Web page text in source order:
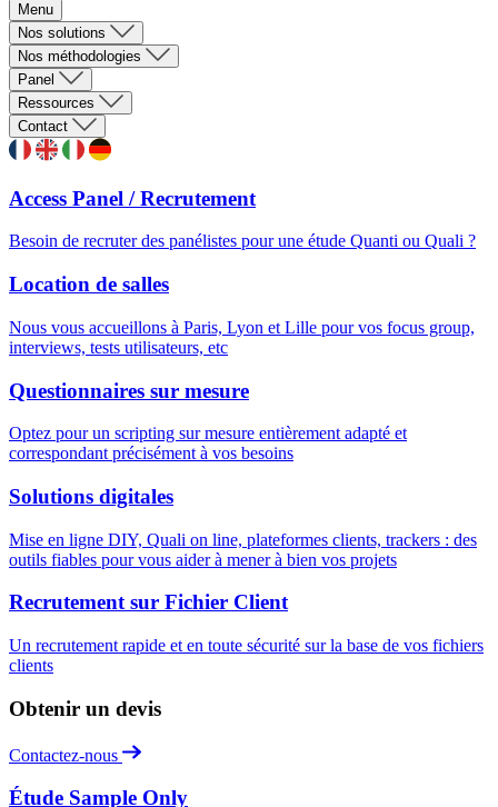
Menu
Nos solutions
Nos méthodologies
Panel
Ressources
Contact
Access Panel / Recrutement
Besoin de recruter des panélistes pour une étude Quanti ou Quali ?
Location de salles
Nous vous accueillons à Paris, Lyon et Lille pour vos focus group,
interviews, tests utilisateurs, etc
Questionnaires sur mesure
Optez pour un scripting sur mesure entièrement adapté et
correspondant précisément à vos besoins
Solutions digitales
Mise en ligne DIY, Quali on line, plateformes clients, trackers : des
outils fiables pour vous aider à mener à bien vos projets
Recrutement sur Fichier Client
Un recrutement rapide et en toute sécurité sur la base de vos fichiers
clients
Obtenir un devis
Contactez-nous
Étude Sample Only